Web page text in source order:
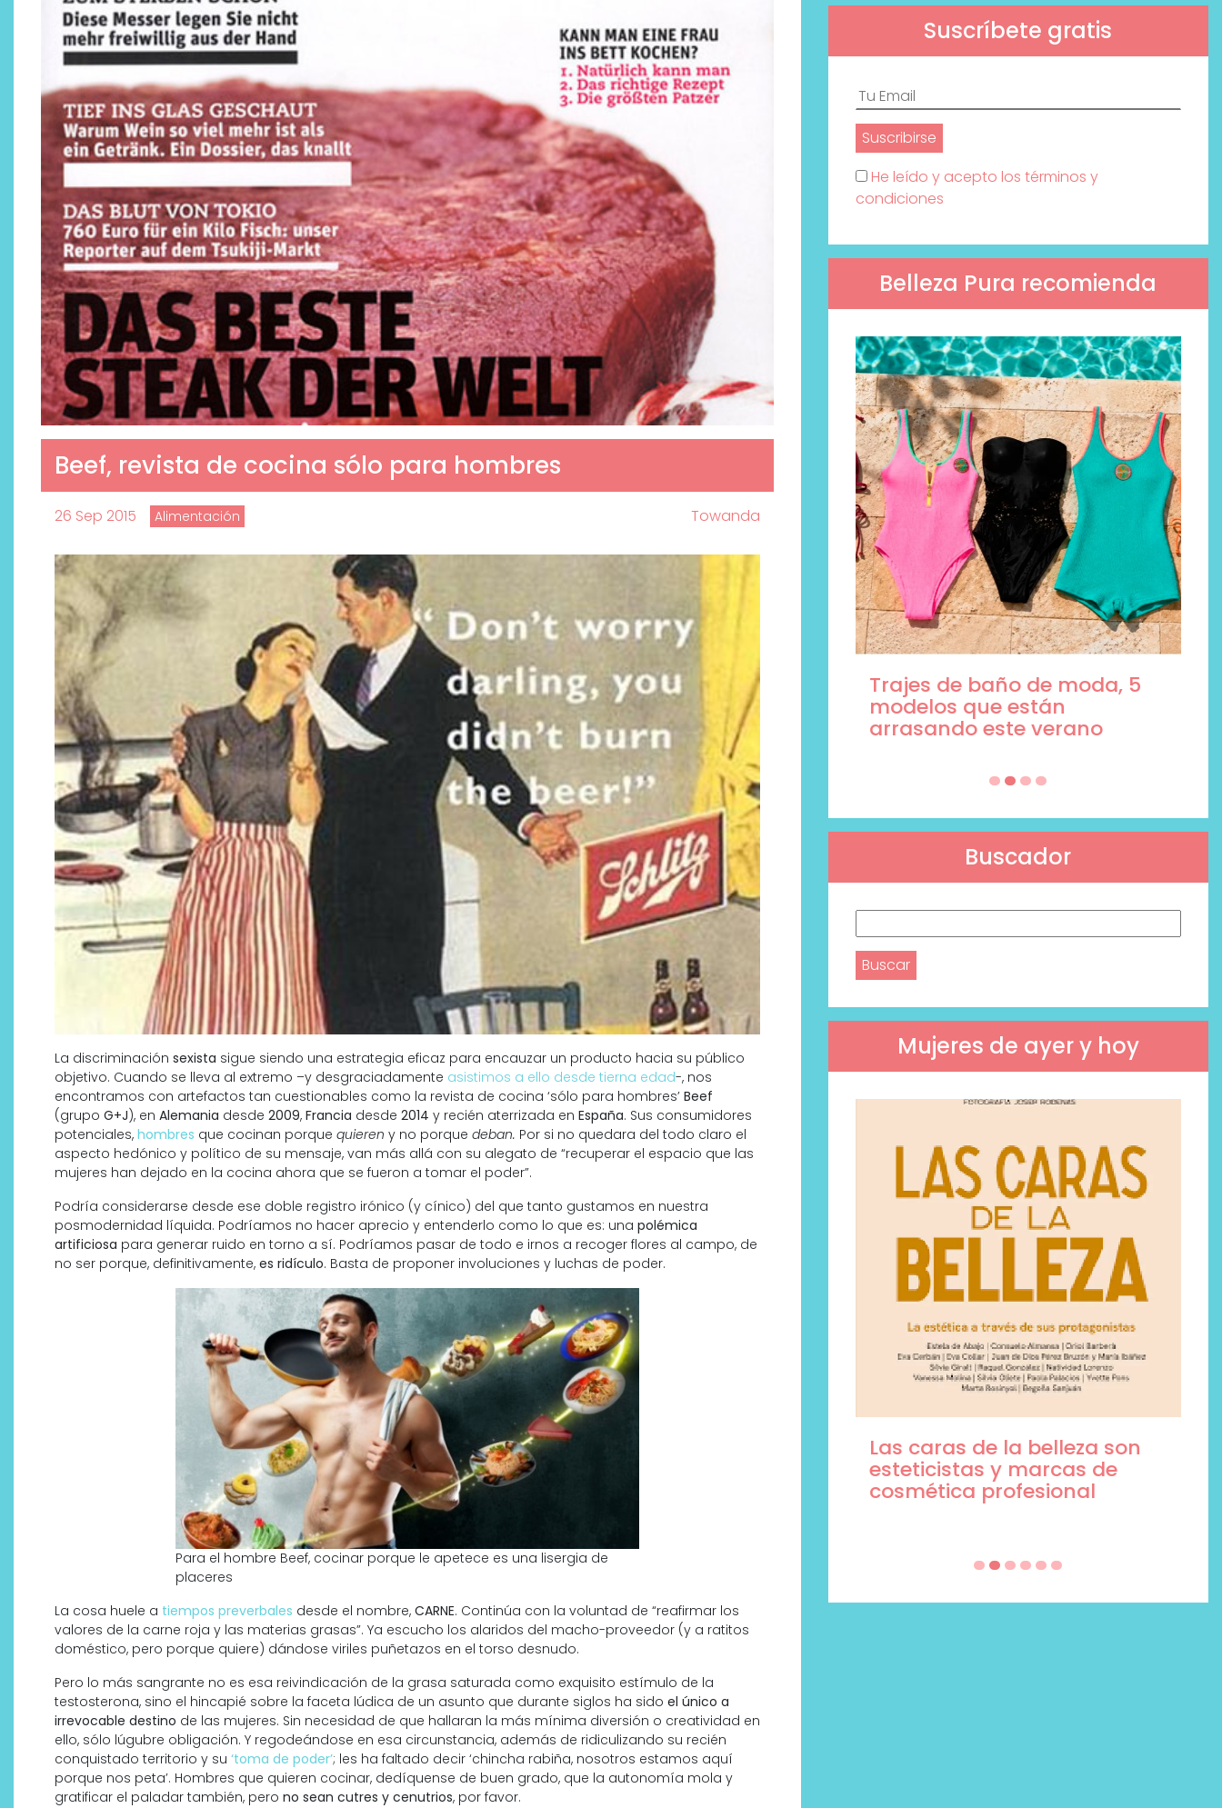
Beef, revista de cocina sólo para hombres
26 Sep 2015 Alimentación Towanda
La discriminación sexista sigue siendo una estrategia eficaz para encauzar un producto hacia su público
objetivo. Cuando se lleva al extremo –y desgraciadamente asistimos a ello desde tierna edad-, nos
encontramos con artefactos tan cuestionables como la revista de cocina ‘sólo para hombres’ Beef
(grupo G+J), en Alemania desde 2009, Francia desde 2014 y recién aterrizada en España. Sus consumidores
potenciales, hombres que cocinan porque quieren y no porque deban. Por si no quedara del todo claro el
aspecto hedónico y político de su mensaje, van más allá con su alegato de “recuperar el espacio que las
mujeres han dejado en la cocina ahora que se fueron a tomar el poder”.
Podría considerarse desde ese doble registro irónico (y cínico) del que tanto gustamos en nuestra
posmodernidad líquida. Podríamos no hacer aprecio y entenderlo como lo que es: una polémica
artificiosa para generar ruido en torno a sí. Podríamos pasar de todo e irnos a recoger flores al campo, de
no ser porque, definitivamente, es ridículo. Basta de proponer involuciones y luchas de poder.
Para el hombre Beef, cocinar porque le apetece es una lisergia de
placeres
La cosa huele a tiempos preverbales desde el nombre, CARNE. Continúa con la voluntad de “reafirmar los
valores de la carne roja y las materias grasas”. Ya escucho los alaridos del macho-proveedor (y a ratitos
doméstico, pero porque quiere) dándose viriles puñetazos en el torso desnudo.
Pero lo más sangrante no es esa reivindicación de la grasa saturada como exquisito estímulo de la
testosterona, sino el hincapié sobre la faceta lúdica de un asunto que durante siglos ha sido el único a
irrevocable destino de las mujeres. Sin necesidad de que hallaran la más mínima diversión o creatividad en
ello, sólo lúgubre obligación. Y regodeándose en esa circunstancia, además de ridiculizando su recién
conquistado territorio y su ‘toma de poder’; les ha faltado decir ‘chincha rabiña, nosotros estamos aquí
porque nos peta’. Hombres que quieren cocinar, dedíquense de buen grado, que la autonomía mola y
gratificar el paladar también, pero no sean cutres y cenutrios, por favor.
Suscríbete gratis
He leído y acepto los términos y
condiciones
Belleza Pura recomienda
Descubre cómo la cosmética
profesional va desde las
cabinas a tu rutina diaria
Por qué los bálsamos de CBD
tópico se han convertido en
uno de los productos de
bienestar más buscados
Trajes de baño de moda, 5
modelos que están
arrasando este verano
Buscador
Mujeres de ayer y hoy
¿Qué revelan las zapatillas
de Alexia Putellas para Nike
sobre la nueva era del
objeto-artista?
Labeau Organic continúa
apostando por la cosmética
del bienestar
Las caras de la belleza son
esteticistas y marcas de
cosmética profesional